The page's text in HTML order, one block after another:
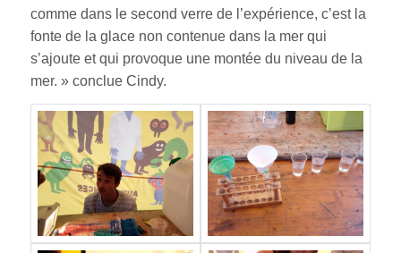
comme dans le second verre de l’expérience, c’est la
fonte de la glace non contenue dans la mer qui
s’ajoute et qui provoque une montée du niveau de la
mer. » conclue Cindy.